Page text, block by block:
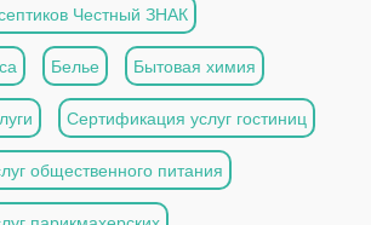
Честный ЗНАК
Белье Бытовая химия
Сертификация услуг гостиниц
общественного питания